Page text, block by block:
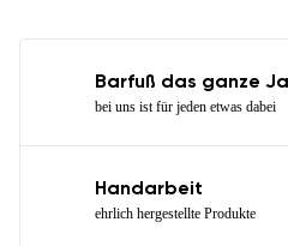
Barfuß das ganze
bei uns ist für jeden etwas dabei
Handarbeit
ehrlich hergestellte Produkte